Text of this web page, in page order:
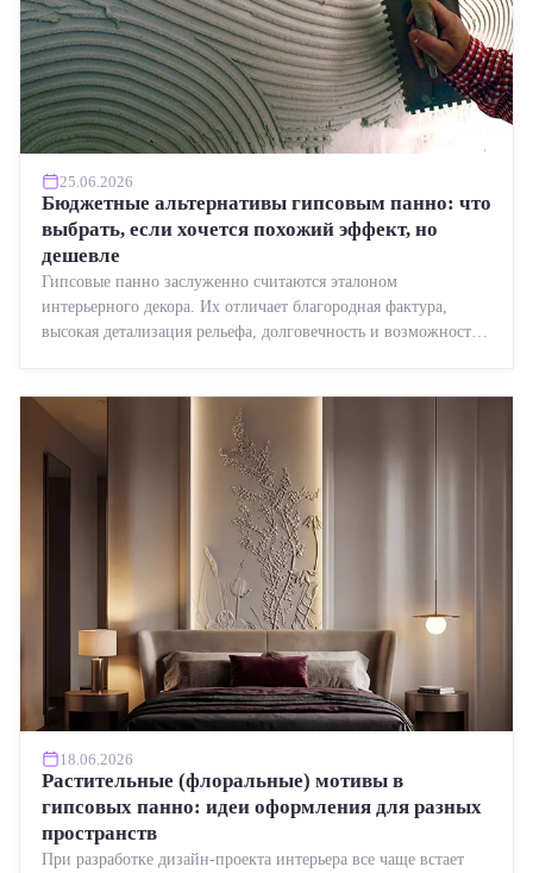
25.06.2026
Бюджетные альтернативы гипсовым панно: что
выбрать, если хочется похожий эффект, но
дешевле
Гипсовые панно заслуженно считаются эталоном
интерьерного декора. Их отличает благородная фактура,
высокая детализация рельефа, долговечность и возможность
18.06.2026
Растительные (флоральные) мотивы в
гипсовых панно: идеи оформления для разных
пространств
При разработке дизайн-проекта интерьера все чаще встает